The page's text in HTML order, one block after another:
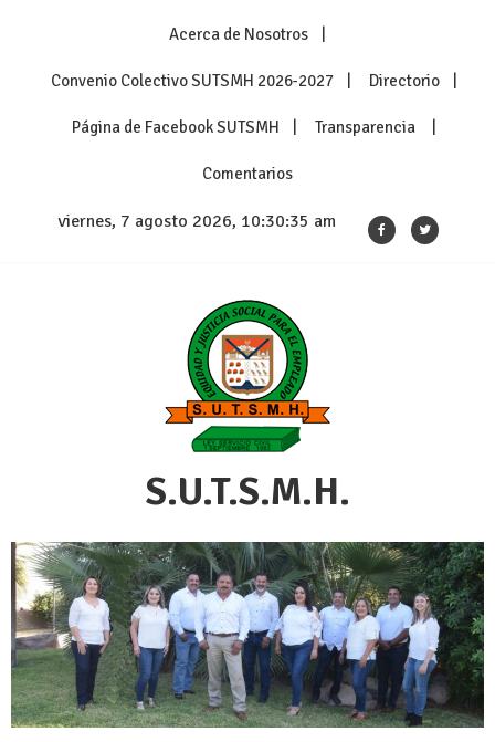
Acerca de Nosotros
Convenio Colectivo SUTSMH 2026-2027 Directorio
Página de Facebook SUTSMH Transparencia
Comentarios
viernes, 7 agosto 2026, 10:30:36 am
S.U.T.S.M.H.